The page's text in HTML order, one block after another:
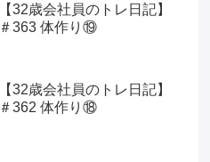
【32歳会社員のトレ日記】
＃363 体作り⑲
【32歳会社員のトレ日記】
＃362 体作り⑱